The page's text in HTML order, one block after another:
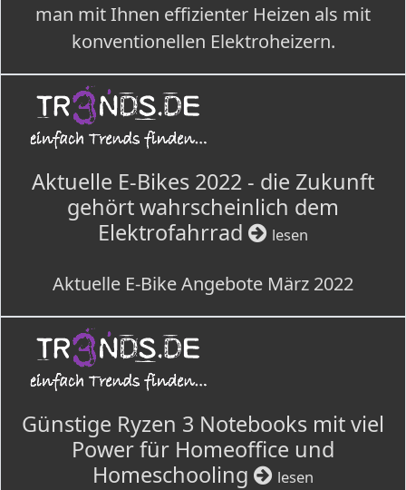
man mit Ihnen effizienter Heizen als mit
konventionellen Elektroheizern.
Aktuelle E-Bikes 2022 - die Zukunft
gehört wahrscheinlich dem
Elektrofahrrad
lesen
Aktuelle E-Bike Angebote März 2022
Günstige Ryzen 3 Notebooks mit viel
Power für Homeoffice und
Homeschooling
lesen